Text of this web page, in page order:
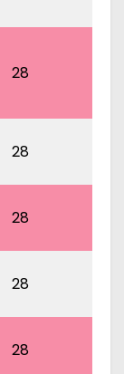
28
28
28
28
28